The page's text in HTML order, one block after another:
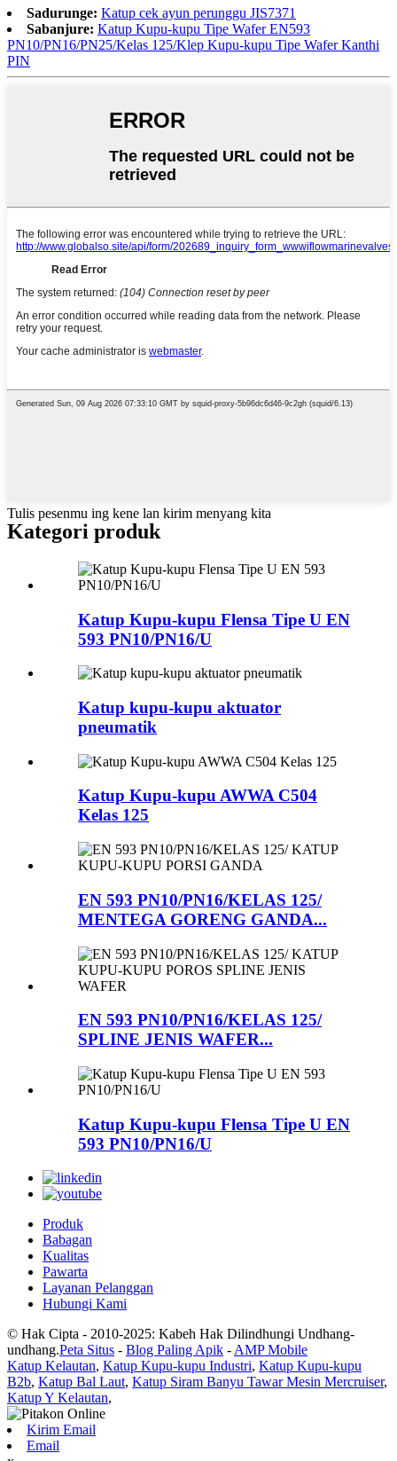
Sadurunge: Katup cek ayun perunggu JIS7371
Sabanjure: Katup Kupu-kupu Tipe Wafer EN593
PN10/PN16/PN25/Kelas 125/Klep Kupu-kupu Tipe Wafer Kanthi
PIN
Tulis pesenmu ing kene lan kirim menyang kita
Kategori produk
Katup Kupu-kupu Flensa Tipe U EN
593 PN10/PN16/U
Katup kupu-kupu aktuator
pneumatik
Katup Kupu-kupu AWWA C504
Kelas 125
EN 593 PN10/PN16/KELAS 125/
MENTEGA GORENG GANDA...
EN 593 PN10/PN16/KELAS 125/
SPLINE JENIS WAFER...
Katup Kupu-kupu Flensa Tipe U EN
593 PN10/PN16/U
Produk
Babagan
Kualitas
Pawarta
Layanan Pelanggan
Hubungi Kami
© Hak Cipta - 2010-2025: Kabeh Hak Dilindhungi Undhang-
undhang.Peta Situs - Blog Paling Apik -AMP Mobile
Katup Kelautan, Katup Kupu-kupu Industri, Katup Kupu-kupu
B2b, Katup Bal Laut, Katup Siram Banyu Tawar Mesin Mercruiser,
Katup Y Kelautan,
Kirim Email
Email